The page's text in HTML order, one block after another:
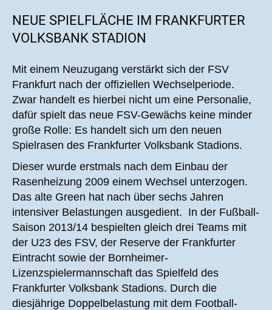
NEUE SPIELFLÄCHE IM FRANKFURTER
VOLKSBANK STADION
Mit einem Neuzugang verstärkt sich der FSV
Frankfurt nach der offiziellen Wechselperiode.
Zwar handelt es hierbei nicht um eine Personalie,
dafür spielt das neue FSV-Gewächs keine minder
große Rolle: Es handelt sich um den neuen
Spielrasen des Frankfurter Volksbank Stadions.
Dieser wurde erstmals nach dem Einbau der
Rasenheizung 2009 einem Wechsel unterzogen.
Das alte Green hat nach über sechs Jahren
intensiver Belastungen ausgedient. In der Fußball-
Saison 2013/14 bespielten gleich drei Teams mit
der U23 des FSV, der Reserve der Frankfurter
Eintracht sowie der Bornheimer-
Lizenzspielermannschaft das Spielfeld des
Frankfurter Volksbank Stadions. Durch die
diesjährige Doppelbelastung mit dem Football-